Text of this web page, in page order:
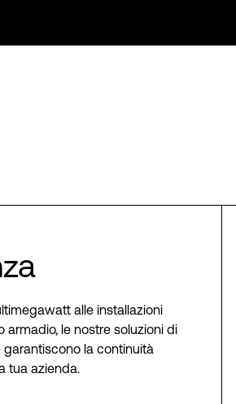
alle installazioni
armadio, le nostre soluzioni di
garantiscono la continuità
tua azienda.